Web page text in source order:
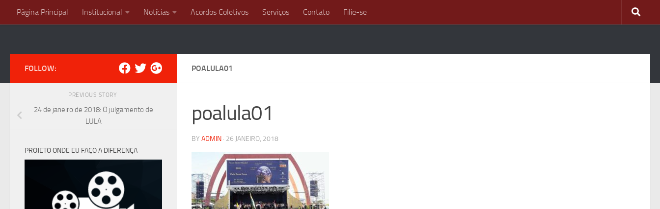
Skip to content
Página Principal Institucional Notícias Acordos Coletivos Serviços Contato Filie-se
POALULA01
poalula01
BY ADMIN · 26 JANEIRO, 2018
FOLLOW:
PREVIOUS STORY
24 de janeiro de 2018: O julgamento de
LULA
PROJETO ONDE EU FAÇO A DIFERENÇA